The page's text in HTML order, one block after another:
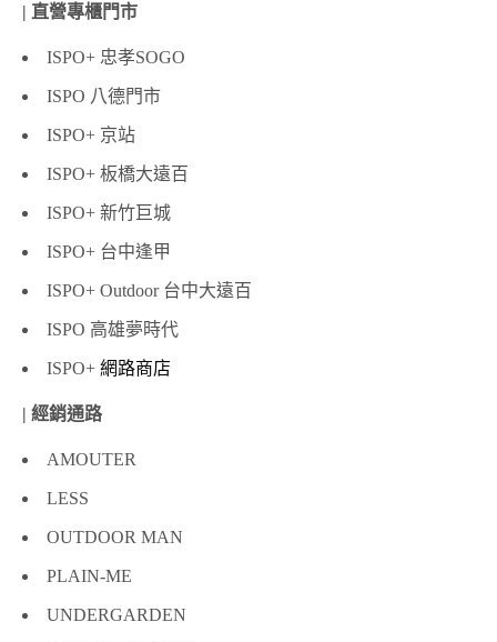
| 直營專櫃門市
ISPO+ 忠孝SOGO
ISPO 八德門市
ISPO+ 京站
ISPO+ 板橋大遠百
ISPO+ 新竹巨城
ISPO+ 台中逢甲
ISPO+ Outdoor 台中大遠百
ISPO 高雄夢時代
ISPO+ 網路商店
| 經銷通路
AMOUTER
LESS
OUTDOOR MAN
PLAIN-ME
UNDERGARDEN